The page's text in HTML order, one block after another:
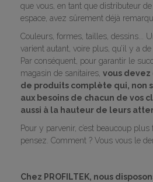
que vous, en tant que distributeur
espace, avez sûrement déjà
Couleurs, formes, tailles, dessins...
varient autant, voire plus, qu’il y a
Par conséquent, pour garantir le
magasin de sanitaires, vous
de produits complète qui, non
aux besoins de chacun de vos
aussi à la hauteur de leurs
Pour y parvenir, c’est beaucoup
pensez. Comment ? Vous vous le
Chez PROFILTEK, nous